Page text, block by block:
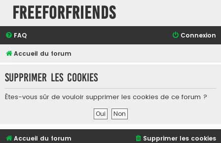
FreeForFriends
FAQ Connexion
Accueil du forum
Supprimer les cookies
Êtes-vous sûr de vouloir supprimer les cookies de ce forum ?
Accueil du forum Supprimer les cookies